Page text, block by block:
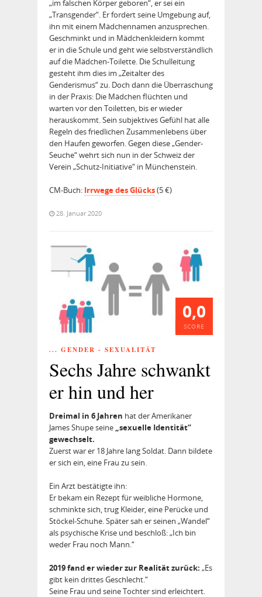
„im falschen Körper geboren“, er sei ein
„Transgender“. Er fordert seine Umgebung auf,
ihn mit einem Mädchennamen anzusprechen.
Geschminkt und in Mädchenkleidern kommt
er in die Schule und geht wie selbstverständlich
auf die Mädchen-Toilette. Die Schulleitung
gesteht ihm dies im „Zeitalter des
Genderismus“ zu. Doch dann die Überraschung
in der Praxis: Die Mädchen flüchten und
warten vor den Toiletten, bis er wieder
herauskommt. Sein subjektives Gefühl hat alle
Regeln des friedlichen Zusammenlebens über
den Haufen geworfen. Gegen diese „Gender-
Seuche“ wehrt sich nun in der Schweiz der
Verein „Schutz-Initiative“ in Münchenstein.
CM-Buch: Irrwege des Glücks(5 €)
28. Januar 2020
0,0
SCORE
... GENDER - SEXUALITÄT
Sechs Jahre schwankt
er hin und her
Dreimal in 6 Jahren hat der Amerikaner
James Shupe seine „sexuelle Identität“
gewechselt.
Zuerst war er 18 Jahre lang Soldat. Dann bildete
er sich ein, eine Frau zu sein.
Ein Arzt bestätigte ihn:
Er bekam ein Rezept für weibliche Hormone,
schminkte sich, trug Kleider, eine Perücke und
Stöckel-Schuhe. Später sah er seinen „Wandel“
als psychische Krise und beschloß: „Ich bin
weder Frau noch Mann.“
2019 fand er wieder zur Realität zurück: „Es
gibt kein drittes Geschlecht.“
Seine Frau und seine Tochter sind erleichtert.